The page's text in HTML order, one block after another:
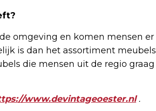
omgeving en komen mensen er
is dan het assortiment meubels
die mensen uit de regio graag
www.devintageoester.nl.